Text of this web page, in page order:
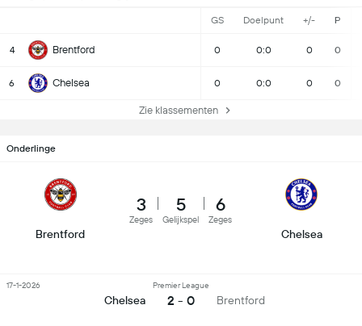
GS Doelpunt +/- P
4 Brentford 0 0:0 0 0
6 Chelsea 0 0:0 0 0
Zie klassementen
Onderlinge
Brentford
3
Zeges
5
Gelijkspel
6
Zeges
Chelsea
Chelsea
Premier League
2 - 0 Brentford
17-1-2026